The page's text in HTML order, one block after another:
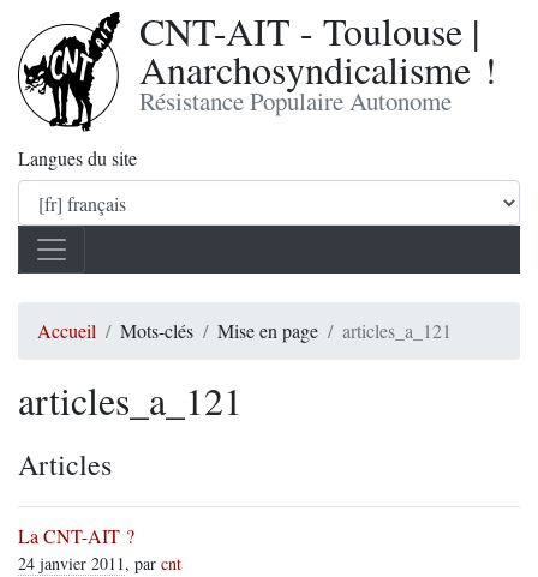
CNT-AIT - Toulouse |
Anarchosyndicalisme !
Résistance Populaire Autonome
Langues du site
Accueil Mots-clés Mise en page articles_a_121
articles_a_121
Articles
La CNT-AIT ?
24 janvier 2011, par cnt